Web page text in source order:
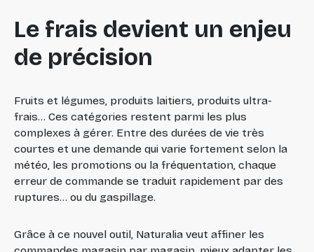
Le frais devient un enjeu
de précision
Fruits et légumes, produits laitiers, produits ultra-
frais... Ces catégories restent parmi les plus
complexes à gérer. Entre des durées de vie très
courtes et une demande qui varie fortement selon la
météo, les promotions ou la fréquentation, chaque
erreur de commande se traduit rapidement par des
ruptures... ou du gaspillage.
Grâce à ce nouvel outil, Naturalia veut affiner les